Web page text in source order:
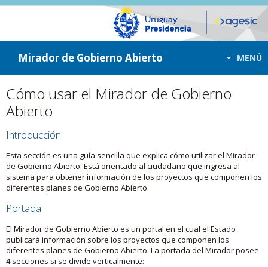
ir a contenido
ir al menú
Mirador de Gobierno Abierto MENÚ
Cómo usar el Mirador de Gobierno
Abierto
Introducción
Esta sección es una guía sencilla que explica cómo utilizar el Mirador
de Gobierno Abierto. Está orientado al ciudadano que ingresa al
sistema para obtener información de los proyectos que componen los
diferentes planes de Gobierno Abierto.
Portada
El Mirador de Gobierno Abierto es un portal en el cual el Estado
publicará información sobre los proyectos que componen los
diferentes planes de Gobierno Abierto. La portada del Mirador posee
4 secciones si se divide verticalmente: